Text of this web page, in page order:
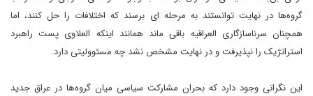
گروه‌ها در نهایت توانستند به مرحله ای برسند که اختلافات را حل کنند، اما
همچنان سرناسازگاری العراقیه باقی ماند همانند اینکه العلاوی پست راهبرد
استراتژیک را نپذیرفت و در نهایت مشخص نشد چه مسئوولیتی دارد.
این نگرانی وجود دارد که بحران مشارکت سیاسی میان گروه‌ها در عراق جدید